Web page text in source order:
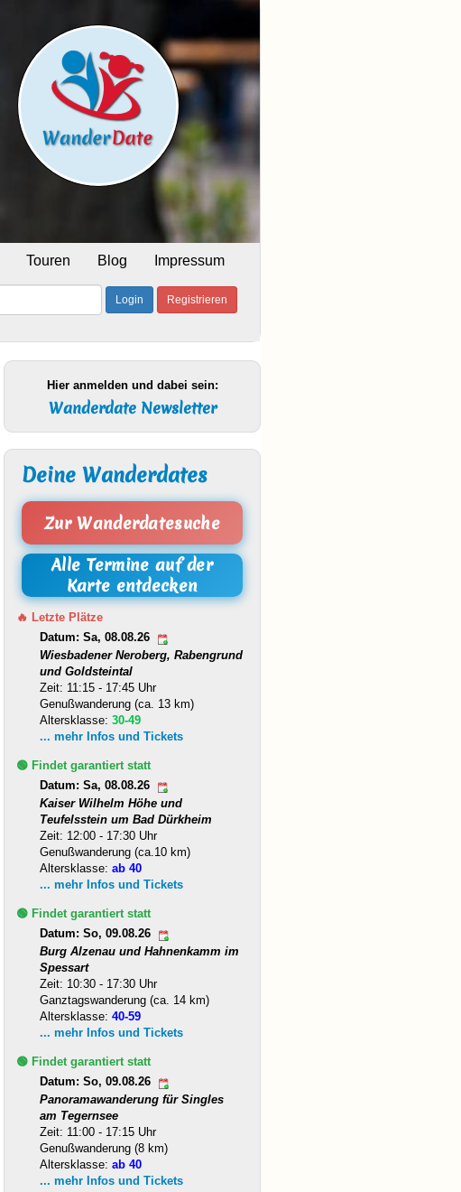
Touren Blog Impressum
Login Registrieren
Hier anmelden und dabei sein:
Wanderdate Newsletter
Deine Wanderdates
Zur Wanderdatesuche
Alle Termine auf der
Karte entdecken
🔥 Letzte Plätze
Datum: Sa, 08.08.26
Wiesbadener Neroberg, Rabengrund
und Goldsteintal
Zeit: 11:15 - 17:45 Uhr
Genußwanderung (ca. 13 km)
Altersklasse:30-49
... mehr Infos und Tickets
🟢 Findet garantiert statt
Datum: Sa, 08.08.26
Kaiser Wilhelm Höhe und
Teufelsstein um Bad Dürkheim
Zeit: 12:00 - 17:30 Uhr
Genußwanderung (ca.10 km)
Altersklasse:ab 40
... mehr Infos und Tickets
🟢 Findet garantiert statt
Datum: So, 09.08.26
Burg Alzenau und Hahnenkamm im
Spessart
Zeit: 10:30 - 17:30 Uhr
Ganztagswanderung (ca. 14 km)
Altersklasse:40-59
... mehr Infos und Tickets
🟢 Findet garantiert statt
Datum: So, 09.08.26
Panoramawanderung für Singles
am Tegernsee
Zeit: 11:00 - 17:15 Uhr
Genußwanderung (8 km)
Altersklasse:ab 40
... mehr Infos und Tickets